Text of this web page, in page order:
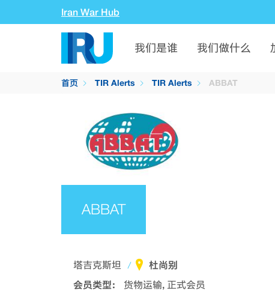
Iran War Hub
我们是谁 我们做什么
首页 TIR Alerts TIR Alerts ABBAT
ABBAT
塔吉克斯坦
杜尚别
会员类型：
货物运输, 正式会员